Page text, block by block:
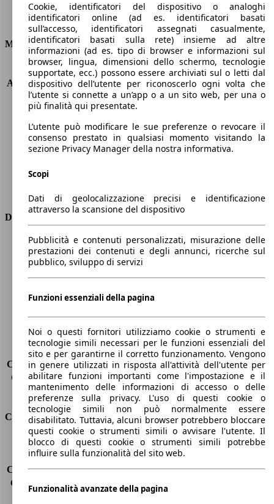
Consumi
Motore e Prestazioni
KW (PS)
81 kW (110 PS)
Accelerazione (0-100 km/h)
10.3s
Velocità massima (km/h)
188 km/h
Numero di marce
6
Coppia
205 nm
Cilindrata
1199 ccm
Carburante
Benzina
Trasmissione
Dimensioni
Lunghezza
4160 mm
Altezza
1560 mm
Larghezza
Peso massimo
-
Sedili
5
Carico sul tetto
-
Capacità di traino (senza freni) -
Capacità di traino (con freni)
1250 kg
Volume del bagagliaio
350 - 1200 l
Consumi
Emissioni di CO2*
110 g/km (komb.)
Consumo (urbano)
5.9 l/100km
Consumo (extra-urbano) 4.1 l/100km
Consumo (combinato)*
4.8 l/100km
Cookie, identificatori del dispositivo o analoghi
identificatori online (ad es. identificatori basati
sull’accesso, identificatori assegnati casualmente,
identificatori basati sulla rete) insieme ad altre
informazioni (ad es. tipo di browser e informazioni sul
browser, lingua, dimensioni dello schermo, tecnologie
supportate, ecc.) possono essere archiviati sul o letti dal
dispositivo dell’utente per riconoscerlo ogni volta che
l’utente si connette a un’app o a un sito web, per una o
più finalità qui presentate.
L’utente può modificare le sue preferenze o revocare il
consenso prestato in qualsiasi momento visitando la
sezione Privacy Manager della nostra informativa.
Scopi
Dati di geolocalizzazione precisi e identificazione
attraverso la scansione del dispositivo
Pubblicità e contenuti personalizzati, misurazione delle
prestazioni dei contenuti e degli annunci, ricerche sul
pubblico, sviluppo di servizi
Funzioni essenziali della pagina
Noi o questi fornitori utilizziamo cookie o strumenti e
tecnologie simili necessari per le funzioni essenziali del
sito e per garantirne il corretto funzionamento. Vengono
in genere utilizzati in risposta all'attività dell'utente per
abilitare funzioni importanti come l'impostazione e il
mantenimento delle informazioni di accesso o delle
preferenze sulla privacy. L'uso di questi cookie o
tecnologie simili non può normalmente essere
disabilitato. Tuttavia, alcuni browser potrebbero bloccare
questi cookie o strumenti simili o avvisare l'utente. Il
blocco di questi cookie o strumenti simili potrebbe
influire sulla funzionalità del sito web.
Funzionalità avanzate della pagina